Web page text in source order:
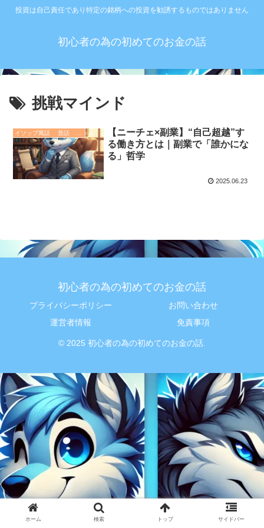
投資は自己責任であり特定の銘柄への投資を勧誘するものではありません
初心者の為の初めてのお金の話
挑戦マインド
【ニーチェ×副業】“自己超越”す
る働き方とは｜副業で「誰かにな
る」哲学
2025.06.23
初心者の為の初めてのお金の話
プライバシーポリシー
お問い合わせ
運営者情報
免責事項
© 2025 初心者の為の初めてのお金の話.
ホーム 検索 トップ サイドバー